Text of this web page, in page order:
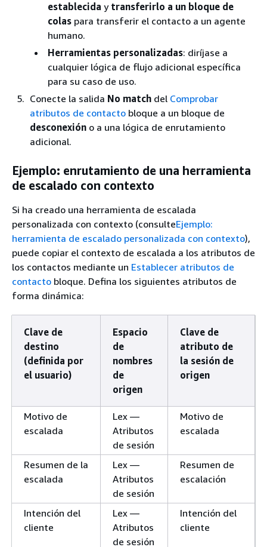
establecida y transferirlo a un bloque de
colas para transferir el contacto a un agente
humano.
Herramientas personalizadas: diríjase a
cualquier lógica de flujo adicional específica
para su caso de uso.
Conecte la salida No match del Comprobar
atributos de contacto bloque a un bloque de
desconexión o a una lógica de enrutamiento
adicional.
Ejemplo: enrutamiento de una herramienta
de escalado con contexto
Si ha creado una herramienta de escalada
personalizada con contexto (consulteEjemplo:
herramienta de escalado personalizada con contexto),
puede copiar el contexto de escalada a los atributos de
los contactos mediante un Establecer atributos de
contacto bloque. Defina los siguientes atributos de
forma dinámica:
Clave de
destino
(definida por
el usuario)
Espacio
de
nombres
de
origen
Clave de
atributo de
la sesión de
origen
Motivo de
escalada
Lex —
Atributos
de sesión
Motivo de
escalada
Resumen de la
escalada
Lex —
Atributos
de sesión
Resumen de
escalación
Intención del
cliente
Lex —
Atributos
de sesión
Intención del
cliente